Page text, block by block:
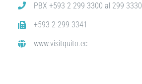
PBX +593 2 299 3300 al 299 3330
+593 2 299 3341
www.visitquito.ec